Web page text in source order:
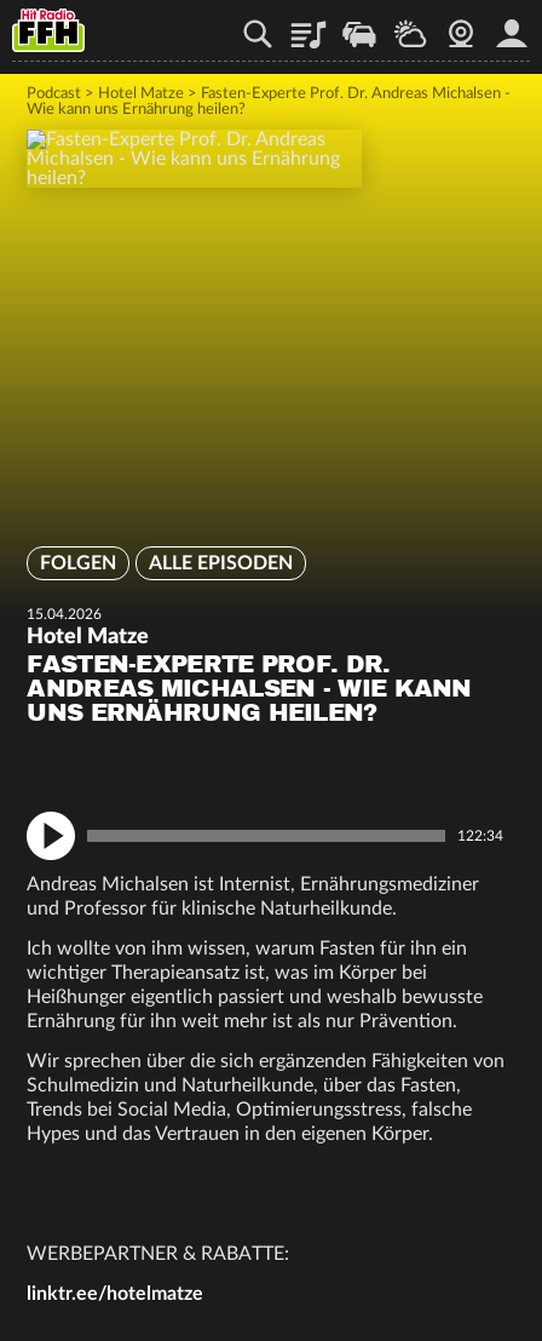
PlaylistStaupilotWetterWebcam
Podcast > Hotel Matze > Fasten-Experte Prof. Dr. Andreas Michalsen - ​​
Wie kann uns Ernährung heilen?
FOLGEN ALLE EPISODEN
15.04.2026
Hotel Matze
FASTEN-EXPERTE PROF. DR.
ANDREAS MICHALSEN - ​​WIE KANN
UNS ERNÄHRUNG HEILEN?
122:34
Andreas Michalsen ist Internist, Ernährungsmediziner
und Professor für klinische Naturheilkunde.
Ich wollte von ihm wissen, warum Fasten für ihn ein
wichtiger Therapieansatz ist, was im Körper bei
Heißhunger eigentlich passiert und weshalb bewusste
Ernährung für ihn weit mehr ist als nur Prävention.
Wir sprechen über die sich ergänzenden Fähigkeiten von
Schulmedizin und Naturheilkunde, über das Fasten,
Trends bei Social Media, Optimierungsstress, falsche
Hypes und das Vertrauen in den eigenen Körper.
WERBEPARTNER & RABATTE:
linktr.ee/hotelmatze